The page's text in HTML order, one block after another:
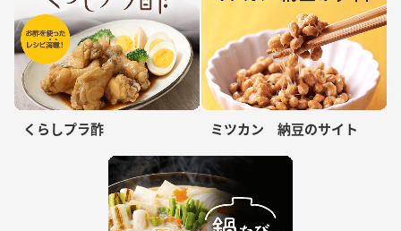
くらしプラ酢 ミツカン 納豆のサイト